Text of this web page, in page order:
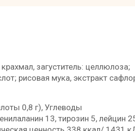
загуститель: целлюлоза;
рисовая мука, экстракт
0,8 г), Углеводы
13, тирозин 5, лейцин